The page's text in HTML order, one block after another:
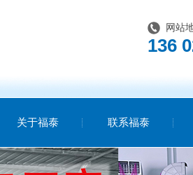
网站
136
关于福泰 联系福泰